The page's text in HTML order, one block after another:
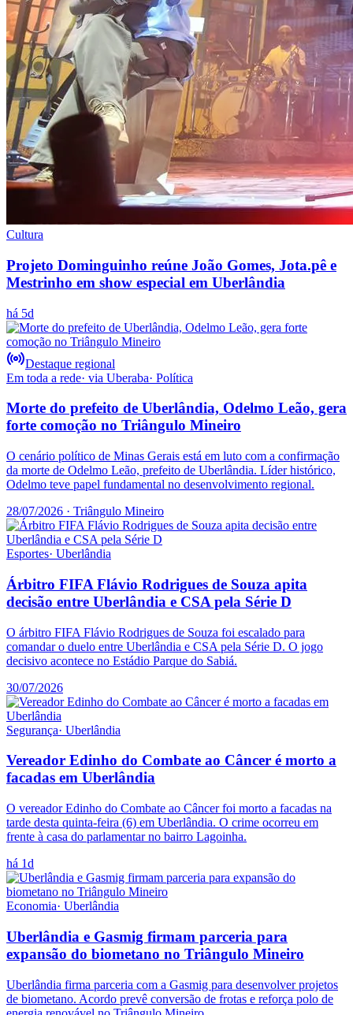
Cultura
Projeto Dominguinho reúne João Gomes, Jota.pê e
Mestrinho em show especial em Uberlândia
há 5d
Destaque regional
Em toda a rede· via Uberaba· Política
Morte do prefeito de Uberlândia, Odelmo Leão, gera
forte comoção no Triângulo Mineiro
O cenário político de Minas Gerais está em luto com a confirmação
da morte de Odelmo Leão, prefeito de Uberlândia. Líder histórico,
Odelmo teve papel fundamental no desenvolvimento regional.
28/07/2026 · Triângulo Mineiro
Esportes· Uberlândia
Árbitro FIFA Flávio Rodrigues de Souza apita
decisão entre Uberlândia e CSA pela Série D
O árbitro FIFA Flávio Rodrigues de Souza foi escalado para
comandar o duelo entre Uberlândia e CSA pela Série D. O jogo
decisivo acontece no Estádio Parque do Sabiá.
30/07/2026
Segurança· Uberlândia
Vereador Edinho do Combate ao Câncer é morto a
facadas em Uberlândia
O vereador Edinho do Combate ao Câncer foi morto a facadas na
tarde desta quinta-feira (6) em Uberlândia. O crime ocorreu em
frente à casa do parlamentar no bairro Lagoinha.
há 1d
Economia· Uberlândia
Uberlândia e Gasmig firmam parceria para
expansão do biometano no Triângulo Mineiro
Uberlândia firma parceria com a Gasmig para desenvolver projetos
de biometano. Acordo prevê conversão de frotas e reforça polo de